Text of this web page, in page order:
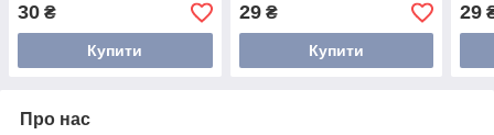
30 ₴
Купити
29₴
Купити
29
Про нас